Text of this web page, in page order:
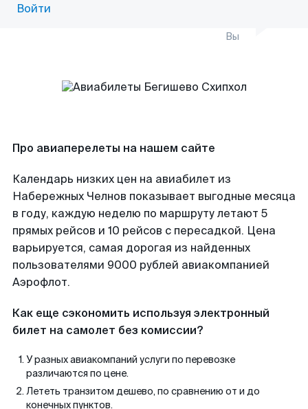
Войти
Вы
Про авиаперелеты на нашем сайте
Календарь низких цен на авиабилет из
Набережных Челнов показывает выгодные месяца
в году, каждую неделю по маршруту летают 5
прямых рейсов и 10 рейсов с пересадкой. Цена
варьируется, самая дорогая из найденных
пользователями 9000 рублей авиакомпанией
Аэрофлот.
Как еще сэкономить используя электронный
билет на самолет без комиссии?
У разных авиакомпаний услуги по перевозке
различаются по цене.
Лететь транзитом дешево, по сравнению от и до
конечных пунктов.